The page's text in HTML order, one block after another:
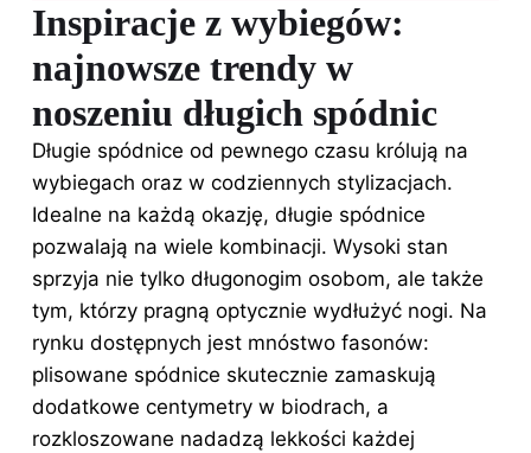
Inspiracje z wybiegów:
najnowsze trendy w
noszeniu długich spódnic
Długie spódnice od pewnego czasu królują na
wybiegach oraz w codziennych stylizacjach.
Idealne na każdą okazję, długie spódnice
pozwalają na wiele kombinacji. Wysoki stan
sprzyja nie tylko długonogim osobom, ale także
tym, którzy pragną optycznie wydłużyć nogi. Na
rynku dostępnych jest mnóstwo fasonów:
plisowane spódnice skutecznie zamaskują
dodatkowe centymetry w biodrach, a
rozkloszowane nadadzą lekkości każdej